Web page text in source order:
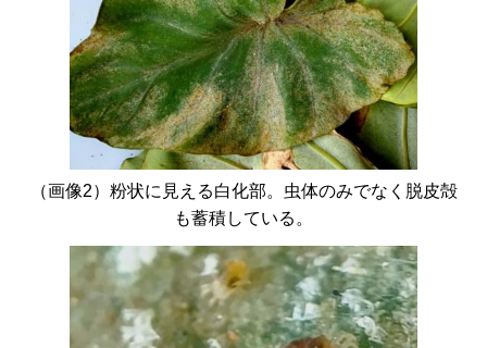
（画像2）粉状に見える白化部。虫体のみでなく脱皮殻
も蓄積している。